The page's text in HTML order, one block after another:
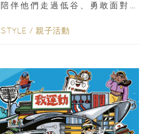
伴他們走過低谷、勇敢面對
/ 親子活動